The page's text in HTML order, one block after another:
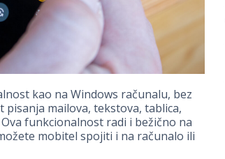
kao na Windows računalu, bez
mailova, tekstova, tablica,
funkcionalnost radi i bežično na
mobitel spojiti i na računalo ili